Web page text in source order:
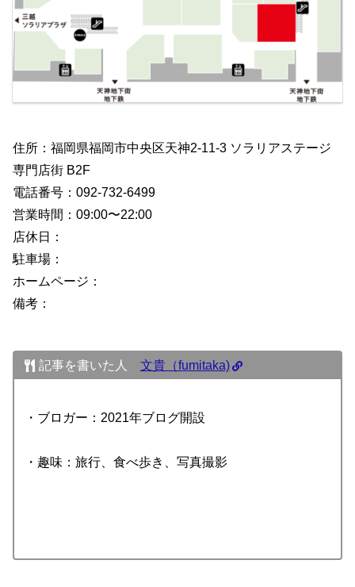
住所：福岡県福岡市中央区天神2-11-3 ソラリアステージ
専門店街 B2F
電話番号：092-732-6499
営業時間：09:00〜22:00
店休日：
駐車場：
ホームページ：
備考：
記事を書いた人 文貴（fumitaka)
・ブロガー：2021年ブログ開設
・趣味：旅行、食べ歩き、写真撮影